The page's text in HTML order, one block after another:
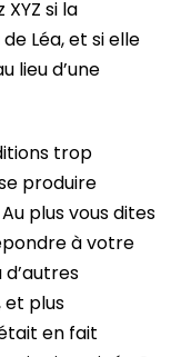
si la
Léa, et si elle
lieu d’une
trop
produire
plus vous dites
à votre
et plus
en fait